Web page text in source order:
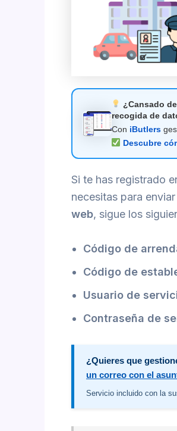
¿Cansado
recogida de
Con iButlers
Descubre
Si te has registrado
necesitas para
web, sigue los
Código de
Código de
Usuario de
Contraseña de
¿Quieres que
un correo con el
Servicio incluido con la